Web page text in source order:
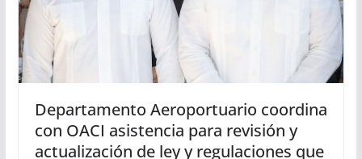
Departamento Aeroportuario coordina
con OACI asistencia para revisión y
actualización de ley y regulaciones que